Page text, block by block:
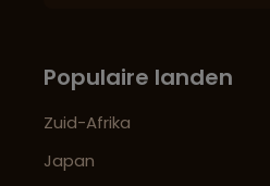
Populaire landen
Zuid-Afrika
Japan